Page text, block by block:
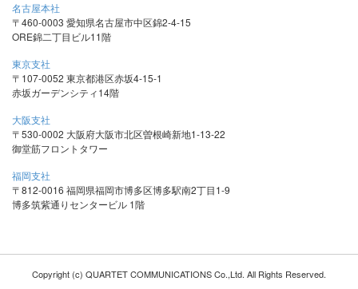
名古屋本社
〒460-0003 愛知県名古屋市中区錦2-4-15
ORE錦二丁目ビル11階
東京支社
〒107-0052 東京都港区赤坂4-15-1
赤坂ガーデンシティ14階
大阪支社
〒530-0002 大阪府大阪市北区曽根崎新地1-13-22
御堂筋フロントタワー
福岡支社
〒812-0016 福岡県福岡市博多区博多駅南2丁目1-9
博多筑紫通りセンタービル 1階
Copyright (c) QUARTET COMMUNICATIONS Co.,Ltd. All Rights Reserved.